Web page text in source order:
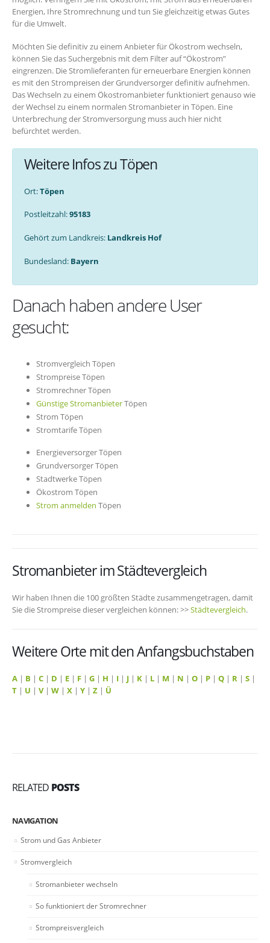
Energien, Ihre Stromrechnung und tun Sie gleichzeitig etwas Gutes
für die Umwelt.
Möchten Sie definitiv zu einem Anbieter für Ökostrom wechseln,
können Sie das Suchergebnis mit dem Filter auf “Ökostrom”
eingrenzen. Die Stromlieferanten für erneuerbare Energien können
es mit den Strompreisen der Grundversorger definitiv aufnehmen.
Das Wechseln zu einem Ökostromanbieter funktioniert genauso wie
der Wechsel zu einem normalen Stromanbieter in Töpen. Eine
Unterbrechung der Stromversorgung muss auch hier nicht
befürchtet werden.
Weitere Infos zu Töpen
Ort:Töpen
Postleitzahl:95183
Gehört zum Landkreis: Landkreis Hof
Bundesland: Bayern
Danach haben andere User
gesucht:
Stromvergleich Töpen
Strompreise Töpen
Stromrechner Töpen
Günstige StromanbieterTöpen
Strom Töpen
Stromtarife Töpen
Energieversorger Töpen
Grundversorger Töpen
Stadtwerke Töpen
Ökostrom Töpen
Strom anmelden Töpen
Stromanbieter im Städtevergleich
Wir haben Ihnen die 100 größten Städte zusammengetragen, damit
Sie die Strompreise dieser vergleichen können: >>Städtevergleich.
Weitere Orte mit den Anfangsbuchstaben
A | B | C | D | E | F | G | H | I | J | K | L | M | N | O | P | Q | R | S |
T | U | V| W | X | Y | Z | Ü
RELATED POSTS
NAVIGATION
Strom und Gas Anbieter
Stromvergleich
Stromanbieter wechseln
So funktioniert der Stromrechner
Strompreisvergleich